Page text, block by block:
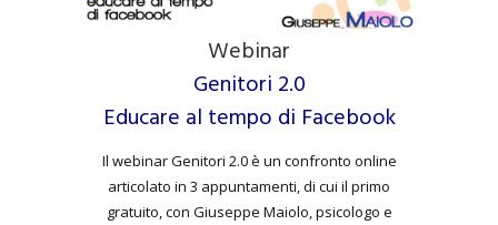
Webinar
Genitori 2.0
Educare al tempo di Facebook
Il webinar Genitori 2.0 è un confronto online
articolato in 3 appuntamenti, di cui il primo
gratuito, con Giuseppe Maiolo, psicologo e